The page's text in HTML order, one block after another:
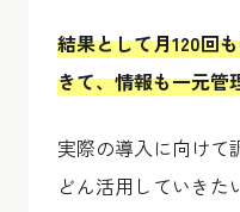
結果として月120回
きて、情報も一元管
実際の導入に向けて
どん活用していきた